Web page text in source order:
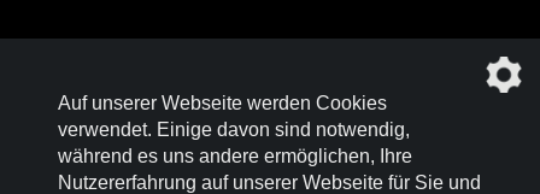
Werden SieMitglied im DVS!
Auf unserer Webseite werden Cookies
verwendet. Einige davon sind notwendig,
während es uns andere ermöglichen, Ihre
Nutzererfahrung auf unserer Webseite für Sie und